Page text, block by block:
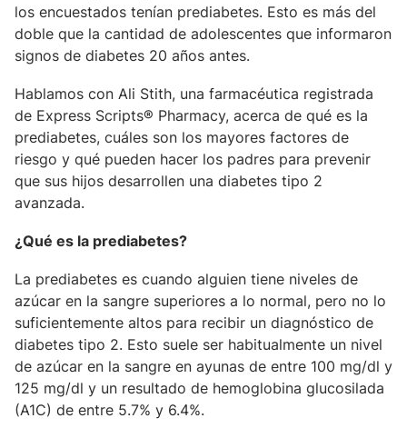
los encuestados tenían prediabetes. Esto es más del
doble que la cantidad de adolescentes que informaron
signos de diabetes 20 años antes.
Hablamos con Ali Stith, una farmacéutica registrada
de Express Scripts® Pharmacy, acerca de qué es la
prediabetes, cuáles son los mayores factores de
riesgo y qué pueden hacer los padres para prevenir
que sus hijos desarrollen una diabetes tipo 2
avanzada.
¿Qué es la prediabetes?
La prediabetes es cuando alguien tiene niveles de
azúcar en la sangre superiores a lo normal, pero no lo
suficientemente altos para recibir un diagnóstico de
diabetes tipo 2. Esto suele ser habitualmente un nivel
de azúcar en la sangre en ayunas de entre 100 mg/dl y
125 mg/dl y un resultado de hemoglobina glucosilada
(A1C) de entre 5.7% y 6.4%.